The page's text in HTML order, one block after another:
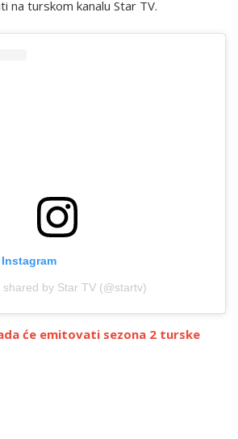
na turskom kanalu Star TV.
shared by Star TV (@startv)
će emitovati sezona 2 turske